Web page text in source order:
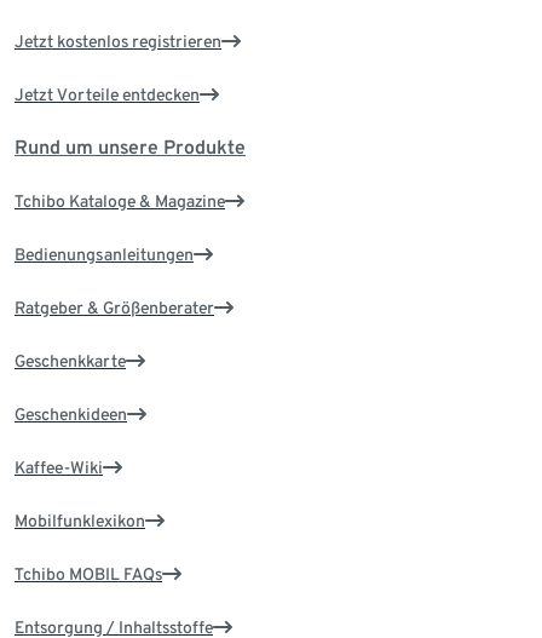
Jetzt kostenlos registrieren
Jetzt Vorteile entdecken
Rund um unsere Produkte
Tchibo Kataloge & Magazine
Bedienungsanleitungen
Ratgeber & Größenberater
Geschenkkarte
Geschenkideen
Kaffee-Wiki
Mobilfunklexikon
Tchibo MOBIL FAQs
Entsorgung / Inhaltsstoffe